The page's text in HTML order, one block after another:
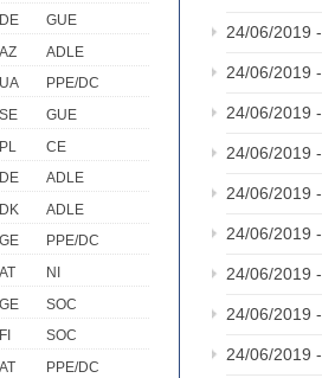
DE
GUE
AZ
ADLE
UA
PPE/DC
SE
GUE
PL
CE
DE
ADLE
DK
ADLE
GE
PPE/DC
AT
NI
GE
SOC
FI
SOC
AT
PPE/DC
24/06/2019 -
24/06/2019 -
24/06/2019 -
24/06/2019 -
24/06/2019 -
24/06/2019 -
24/06/2019 -
24/06/2019 -
24/06/2019 -